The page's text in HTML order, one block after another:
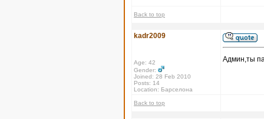
Back to top
kadr2009
Age: 42
Gender:
Joined: 28 Feb 2010
Posts: 14
Location: Барселона
Админ,ты
Back to top